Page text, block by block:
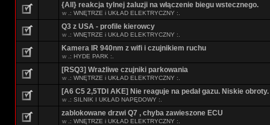
{All} reakcja tylnej żaluzji na włączenie biegu wstecznego.
w .: WNĘTRZE i UKŁAD ELEKTRYCZNY :.
Q3 z USA - profile kierowcy
w .: WNĘTRZE i UKŁAD ELEKTRYCZNY :.
Kamera IR 940nm z wifi i czujnikiem ruchu
w .: HYDE PARK :.
[RSQ3] Wrażliwe czujniki parkowania
w .: WNĘTRZE i UKŁAD ELEKTRYCZNY :.
[A6 C5 2,5TDI AKE] Nie reaguje na pedał gazu. Niskie obroty.
w .: SILNIK I UKŁAD NAPĘDOWY :.
zablokowane drzwi Q7 , chyba zawieszone ECU
w .: WNĘTRZE i UKŁAD ELEKTRYCZNY :.